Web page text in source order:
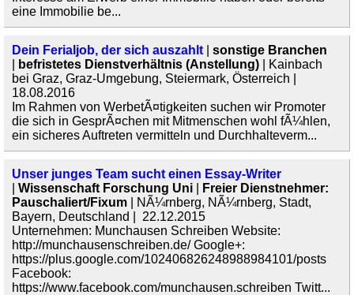
eine Immobilie be...
Dein Ferialjob, der sich auszahlt
sonstige Branchen
befristetes Dienstverhältnis (Anstellung) | Kainbach
bei Graz, Graz-Umgebung, Steiermark, Österreich |
18.08.2016
Im Rahmen von WerbetÃ¤tigkeiten suchen wir Promoter
die sich in GesprÃ¤chen mit Mitmenschen wohl fÃ¼hlen,
ein sicheres Auftreten vermitteln und Durchhalteverm...
Unser junges Team sucht einen Essay-Writer
Wissenschaft Forschung Uni
Freier Dienstnehmer:
Pauschaliert/Fixum | NÃ¼rnberg, NÃ¼rnberg, Stadt,
Bayern, Deutschland | 22.12.2015
Unternehmen: Munchausen Schreiben Website:
http://munchausenschreiben.de/ Google+:
https://plus.google.com/102406826248988984101/posts
Facebook:
https://www.facebook.com/munchausen.schreiben Twitt...